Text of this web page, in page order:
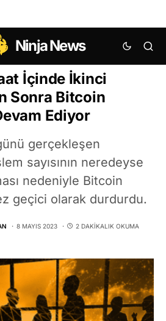
Ninja News
İçinde İkinci
Sonra Bitcoin
Ediyor
gerçekleşen
sayısının neredeyse
nedeniyle Bitcoin
geçici olarak durdurdu.
8 MAYIS 2023 2 DAKIKALIK OKUMA